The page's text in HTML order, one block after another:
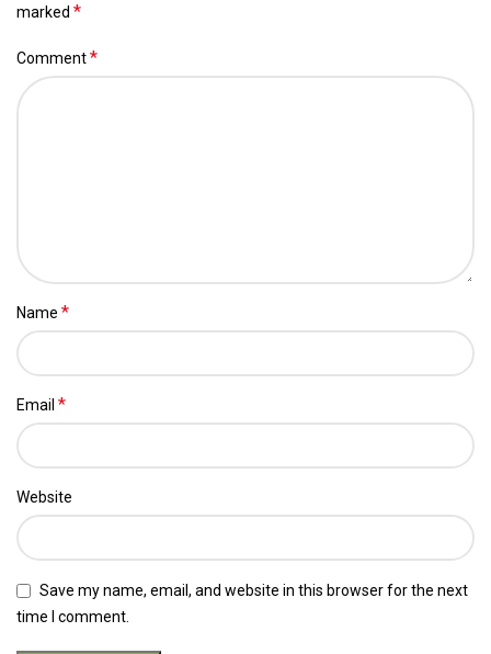
marked *
Comment*
Name *
Email *
Website
Save my name, email, and website in this browser for the next
time I comment.